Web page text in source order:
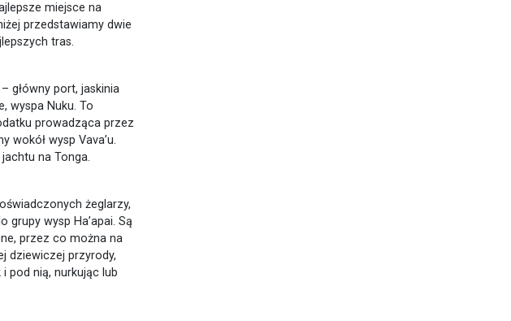
miejsce na
przedstawiamy dwie
tras.
główny port, jaskinia
wyspa Nuku. To
prowadząca przez
wokół wysp Vava’u.
na Tonga.
żeglarzy,
grupy wysp Ha’apai. Są
przez co można na
dziewiczej przyrody,
pod nią, nurkując lub